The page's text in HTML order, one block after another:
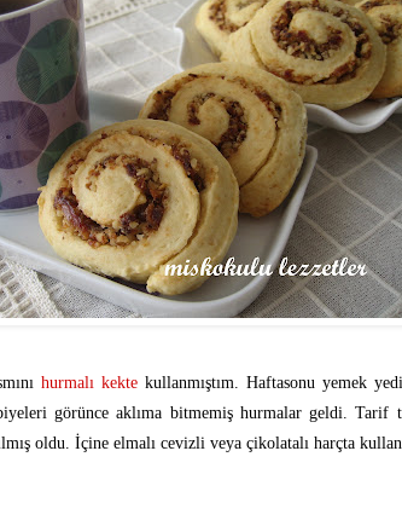
hurmalı kekte kullanmıştım. Haftasonu yemek
görünce aklıma bitmemiş hurmalar geldi. Tarif
oldu. İçine elmalı cevizli veya çikolatalı harçta